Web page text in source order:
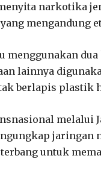
narkotika
mengandung
lainnya
berlapis plastik
melalui
untuk